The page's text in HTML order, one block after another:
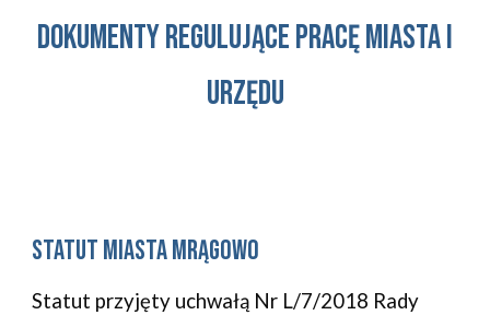
Dokumenty regulujące pracę miasta i
Urzędu
Statut miasta mrągowo
Statut przyjęty uchwałą Nr L/7/2018 Rady